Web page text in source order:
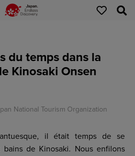
du temps dans la
Kinosaki Onsen
National Tourism Organization
il était temps de se
bains de Kinosaki. Nous enfilons